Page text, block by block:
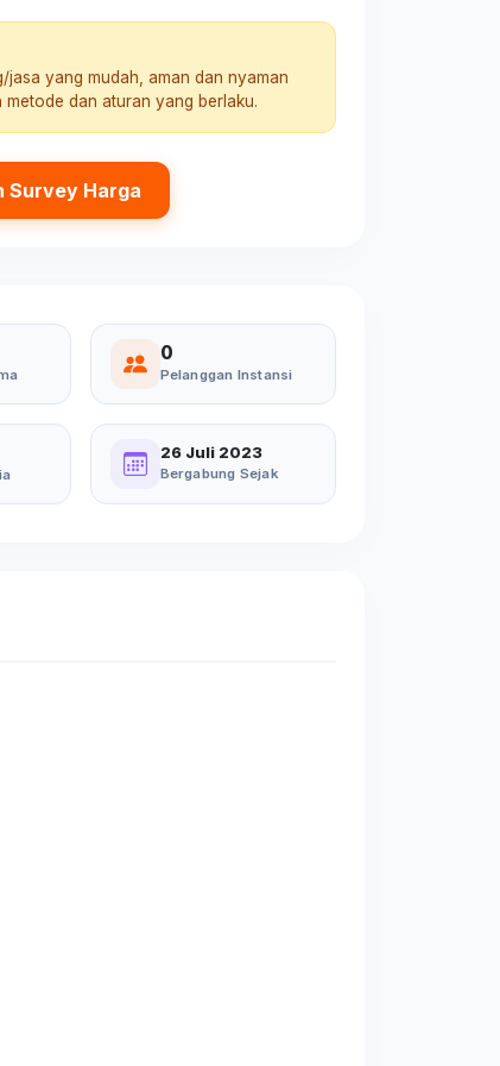
yang mudah, aman dan nyaman
dan aturan yang berlaku.
Survey Harga
0
Pelanggan Instansi
26 Juli 2023
Bergabung Sejak